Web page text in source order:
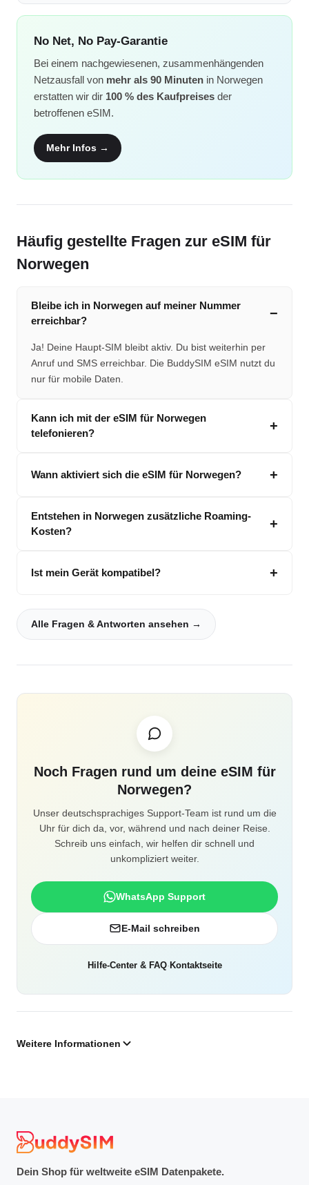
No Net, No Pay-Garantie
Bei einem nachgewiesenen, zusammenhängenden
Netzausfall von mehr als 90 Minuten in Norwegen
erstatten wir dir 100 % des Kaufpreises der
betroffenen eSIM.
Mehr Infos →
Häufig gestellte Fragen zur eSIM für
Norwegen
Bleibe ich in Norwegen auf meiner Nummer
erreichbar?
Ja! Deine Haupt-SIM bleibt aktiv. Du bist weiterhin per
Anruf und SMS erreichbar. Die BuddySIM eSIM nutzt du
nur für mobile Daten.
Kann ich mit der eSIM für Norwegen
telefonieren?
Wann aktiviert sich die eSIM für Norwegen?
Entstehen in Norwegen zusätzliche Roaming-
Kosten?
Ist mein Gerät kompatibel?
Alle Fragen & Antworten ansehen →
Noch Fragen rund um deine eSIM für
Norwegen?
Unser deutschsprachiges Support-Team ist rund um die
Uhr für dich da, vor, während und nach deiner Reise.
Schreib uns einfach, wir helfen dir schnell und
unkompliziert weiter.
WhatsApp Support
E-Mail schreiben
Hilfe-Center & FAQ· Kontaktseite
Weitere Informationen
Dein Shop für weltweite eSIM Datenpakete.